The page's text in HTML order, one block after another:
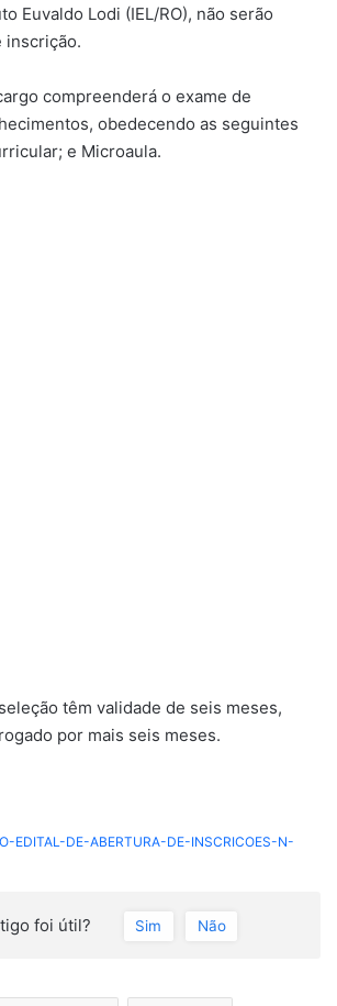
Euvaldo Lodi (IEL/RO), não serão
inscrição.
compreenderá o exame de
obedecendo as seguintes
e Microaula.
têm validade de seis meses,
por mais seis meses.
EDITAL-DE-ABERTURA-DE-INSCRICOES-N-
foi útil? Sim Não